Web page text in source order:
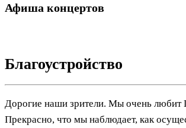
Афиша концертов
Благоустройство
Дорогие наши зрители. Мы очень
Прекрасно, что мы наблюдает, как